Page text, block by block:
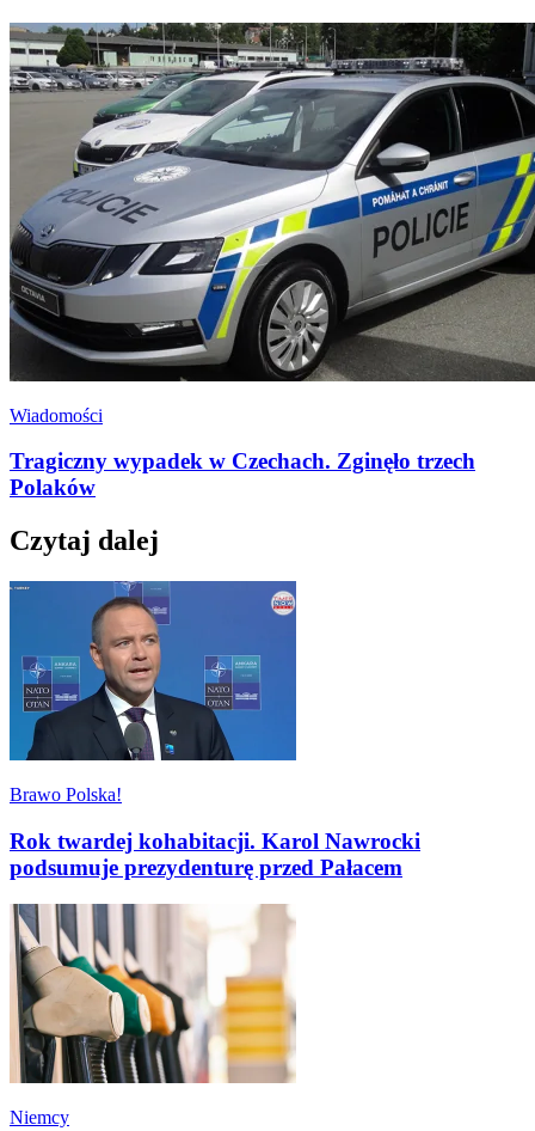
Wiadomości
Tragiczny wypadek w Czechach. Zginęło trzech
Polaków
Czytaj dalej
Brawo Polska!
Rok twardej kohabitacji. Karol Nawrocki
podsumuje prezydenturę przed Pałacem
Niemcy